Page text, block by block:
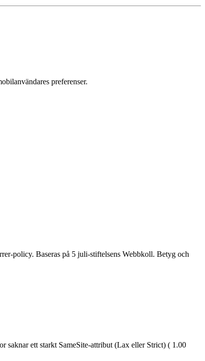
preferenser.
policy. Baseras på 5 juli-stiftelsens Webbkoll. Betyg och
saknar ett starkt SameSite-attribut (Lax eller Strict) ( 1.00